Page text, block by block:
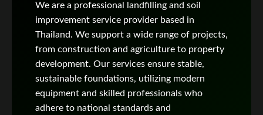
We are a professional landfilling and soil
improvement service provider based in
Thailand. We support a wide range of projects,
from construction and agriculture to property
development. Our services ensure stable,
sustainable foundations, utilizing modern
equipment and skilled professionals who
adhere to national standards and